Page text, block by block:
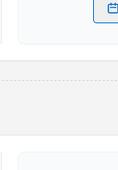
Kişisel verilerimin
işlenmesini kabul
Ass. Dr. Özkan Okur